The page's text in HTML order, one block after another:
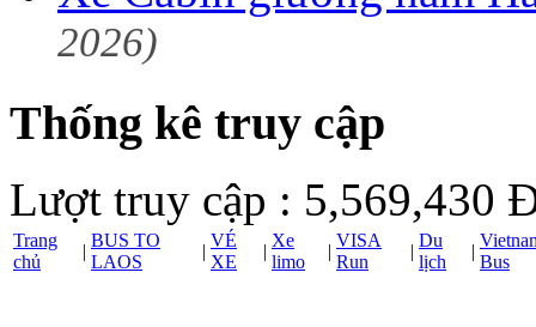
2026)
Thống kê truy cập
Lượt truy cập : 5,569,430
Trang
chủ
|
BUS TO
LAOS
|
VÉ
XE
|
Xe
limo
|
VISA
Run
|
Du
lịch
|
Bus